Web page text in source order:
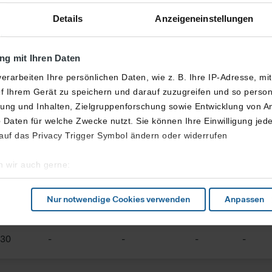
Details Anzeigeneinstellungen
mit Ihren Daten
Ihre persönlichen Daten, wie z. B. Ihre IP-Adresse,
Ihrem Gerät zu speichern und darauf zuzugreifen und so
und Inhalten, Zielgruppenforschung sowie Entwicklung von
für welche Zwecke nutzt. Sie können Ihre Einwilligung
das Privacy Trigger Symbol ändern oder widerrufen
wir auch gerne:
Lage erfassen, welche bis auf einige Meter genau
nach bestimmten Merkmalen (Fingerprinting) identifizieren
Ihre persönlichen Daten verarbeitet werden, und legen Sie
Nutzerverhaltens und zur Optimierung der Inhalte sowie des
Nur notwendige Cookies verwenden Anpassen
Erwartet Check-in Gate
-
- - - -